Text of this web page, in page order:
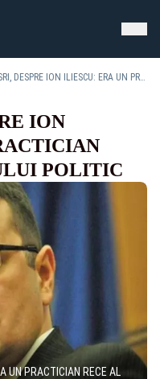
FOST ȘEF SRI, DESPRE ION ILIESCU: ERA UN PRACTICIAN RECE AL REALISMULUI POLITIC
ION
POLITIC
UN PRACTICIAN RECE AL